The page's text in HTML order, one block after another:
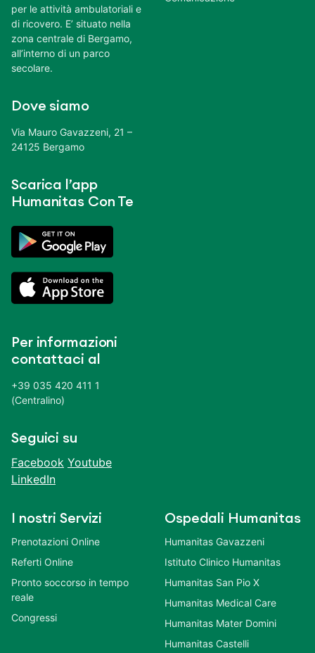
per le attività ambulatoriali e
di ricovero. E’ situato nella
zona centrale di Bergamo,
all’interno di un parco
secolare.
Dove siamo
Via Mauro Gavazzeni, 21 –
24125 Bergamo
Scarica l’app
Humanitas Con Te
Per informazioni
contattaci al
+39 035 420 411 1
(Centralino)
Seguici su
Facebook Youtube
LinkedIn
I nostri Servizi
Prenotazioni Online
Referti Online
Pronto soccorso in tempo
reale
Congressi
Ospedali Humanitas
Humanitas Gavazzeni
Istituto Clinico Humanitas
Humanitas San Pio X
Humanitas Medical Care
Humanitas Mater Domini
Humanitas Castelli